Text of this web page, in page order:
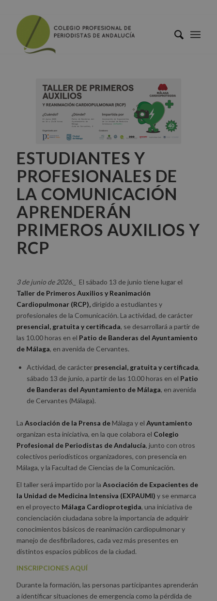
ESTUDIANTES Y
PROFESIONALES DE
LA COMUNICACIÓN
APRENDERÁN
PRIMEROS AUXILIOS Y
RCP
3 de junio de 2026._ El sábado 13 de junio tiene lugar el
Taller de Primeros Auxilios y Reanimación
Cardiopulmonar (RCP), dirigido a estudiantes y
profesionales de la Comunicación. La actividad, de carácter
presencial, gratuita y certificada, se desarrollará a partir de
las 10.00 horas en el Patio de Banderas del Ayuntamiento
de Málaga, en avenida de Cervantes.
Actividad, de carácter presencial, gratuita y certificada,
sábado 13 de junio, a partir de las 10.00 horas en el Patio
de Banderas del Ayuntamiento de Málaga, en avenida
de Cervantes (Málaga).
La Asociación de la Prensa de Málaga y el Ayuntamiento
organizan esta iniciativa, en la que colabora el Colegio
Profesional de Periodistas de Andalucía, junto con otros
colectivos periodísticos organizadores, con presencia en
Málaga, y la Facultad de Ciencias de la Comunicación.
El taller será impartido por la Asociación de Expacientes de
la Unidad de Medicina Intensiva (EXPAUMI) y se enmarca
en el proyecto Málaga Cardioprotegida, una iniciativa de
concienciación ciudadana sobre la importancia de adquirir
conocimientos básicos de reanimación cardiopulmonar y
manejo de desfibriladores, cada vez más presentes en
distintos espacios públicos de la ciudad.
INSCRIPCIONES AQUÍ
Durante la formación, las personas participantes aprenderán
a identificar situaciones de emergencia como la pérdida de